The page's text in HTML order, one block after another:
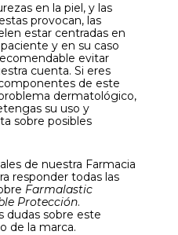
en la piel, y las
provocan, las
estar centradas en
y en su caso
evitar
cuenta. Si eres
de este
dermatológico,
su uso y
sobre posibles
de nuestra Farmacia
responder todas las
Farmalastic
Protección.
dudas sobre este
de la marca.